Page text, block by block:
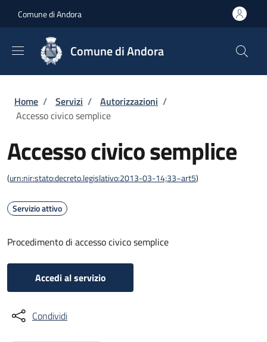
Comune di Andora
Comune di Andora
Briciole di pane
Home / Servizi / Autorizzazioni /
Accesso civico semplice
Accesso civico semplice
(urn:nir:stato:decreto.legislativo:2013-03-14;33~art5)
Servizio attivo
Procedimento di accesso civico semplice
Accedi al servizio
Condividi